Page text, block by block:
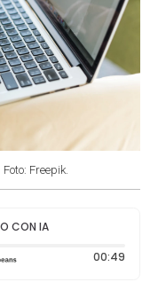
Foto: Freepik.
CON IA
segundos 00:49